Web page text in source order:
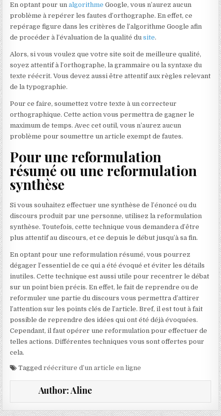
En optant pour unalgorithme Google, vous n’aurez aucun
problème à repérer les fautes d’orthographe. En effet, ce
repérage figure dans les critères de l’algorithme Google afin
de procéder à l’évaluation de la qualité dusite.
Alors, si vous voulez que votre site soit de meilleure qualité,
soyez attentif à l’orthographe, la grammaire ou la syntaxe du
texte réécrit. Vous devez aussi être attentif aux règles relevant
de la typographie.
Pour ce faire, soumettez votre texte à un correcteur
orthographique. Cette action vous permettra de gagner le
maximum de temps. Avec cet outil, vous n’aurez aucun
problème pour soumettre un article exempt de fautes.
Pour une reformulation
résumé ou une reformulation
synthèse
Si vous souhaitez effectuer une synthèse de l’énoncé ou du
discours produit par une personne, utilisez la reformulation
synthèse. Toutefois, cette technique vous demandera d’être
plus attentif au discours, et ce depuis le début jusqu’à sa fin.
En optant pour une reformulation résumé, vous pourrez
dégager l’essentiel de ce qui a été évoqué et éviter les détails
inutiles. Cette technique est aussi utile pour recentrer le débat
sur un point bien précis. En effet, le fait de reprendre ou de
reformuler une partie du discours vous permettra d’attirer
l’attention sur les points clés de l’article. Bref, il est tout à fait
possible de reprendre des idées qui ont été déjà évoquées.
Cependant, il faut opérer une reformulation pour effectuer de
telles actions. Différentes techniques vous sont offertes pour
cela.
Taggedréécriture d’un article en ligne
Author:Aline